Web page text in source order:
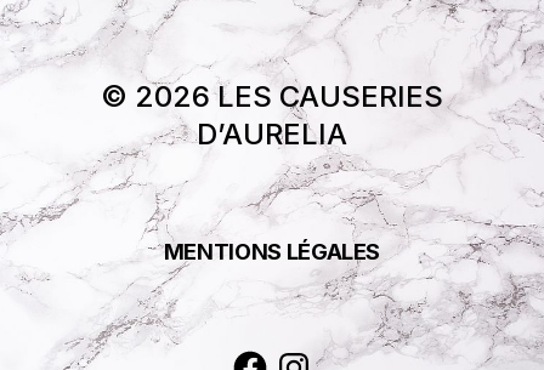
© 2026 LES CAUSERIES
D’AURELIA
MENTIONS LÉGALES
Facebook
Instagram